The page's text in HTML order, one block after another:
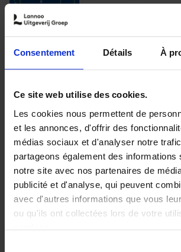
Consentement Détails À
Ce site web utilise des cookies.
Les cookies nous permettent de
et les annonces, d'offrir des
médias sociaux et d'analyser notre
partageons également des informations
notre site avec nos partenaires de
publicité et d'analyse, qui peuvent
avec d'autres informations que vous
ou qu'ils ont collectées lors de votre
€29,99
Optichannel
the Digital
Gino Van Ossel
Autre finition
2019 350
€29,99